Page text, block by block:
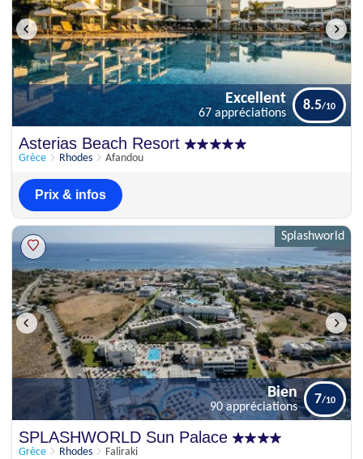
Excellent
Asterias Beach Resort
Grèce Rhodes Afandou
Excellent
67 appréciations
8.5
Prix & infos
Splashworld
Bien
SPLASHWORLD Sun Palace
Grèce Rhodes Faliraki
Bien
90 appréciations
7